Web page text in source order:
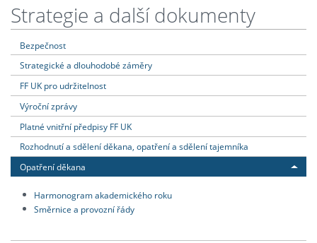
Strategie a další dokumenty
Bezpečnost
Strategické a dlouhodobé záměry
FF UK pro udržitelnost
Výroční zprávy
Platné vnitřní předpisy FF UK
Rozhodnutí a sdělení děkana, opatření a sdělení tajemníka
Opatření děkana
Harmonogram akademického roku
Směrnice a provozní řády